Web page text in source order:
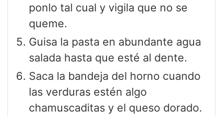
ponlo tal cual y vigila que no se
queme.
Guisa la pasta en abundante agua
salada hasta que esté al dente.
Saca la bandeja del horno cuando
las verduras estén algo
chamuscaditas y el queso dorado.